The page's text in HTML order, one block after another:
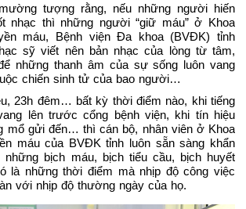
tượng rằng, nếu những người hiến
nhạc thì những người “giữ máu” ở Khoa
máu, Bệnh viện Đa khoa (BVĐK) tỉnh
sỹ viết nên bản nhạc của lòng từ tâm,
những thanh âm của sự sống luôn vang
chiến sinh tử của bao người…
23h đêm… bất kỳ thời điểm nào, khi tiếng
lên trước cổng bệnh viện, khi tín hiệu
mổ gửi đến… thì cán bộ, nhân viên ở Khoa
máu của BVĐK tỉnh luôn sẵn sàng khẩn
bịch máu, bịch tiểu cầu, bịch huyết
là những thời điểm mà nhịp độ công việc
với nhịp độ thường ngày của họ.